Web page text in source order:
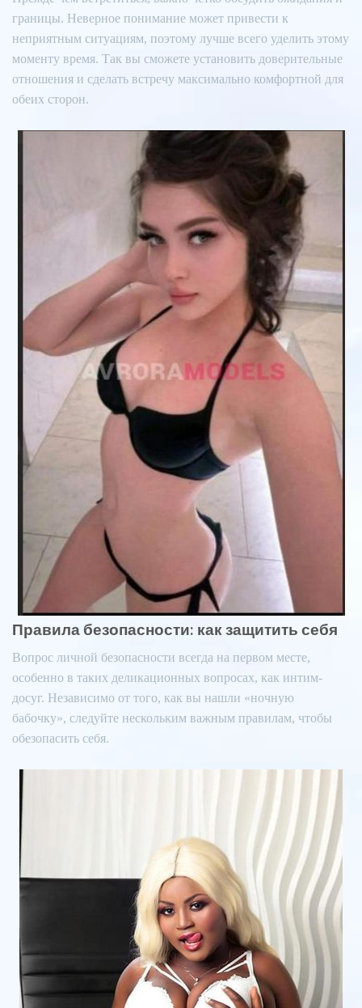
границы. Неверное понимание может привести к
неприятным ситуациям, поэтому лучше всего уделить этому
моменту время. Так вы сможете установить доверительные
отношения и сделать встречу максимально комфортной для
обеих сторон.
Правила безопасности: как защитить себя
Вопрос личной безопасности всегда на первом месте,
особенно в таких деликационных вопросах, как интим-
досуг. Независимо от того, как вы нашли «ночную
бабочку», следуйте нескольким важным правилам, чтобы
обезопасить себя.